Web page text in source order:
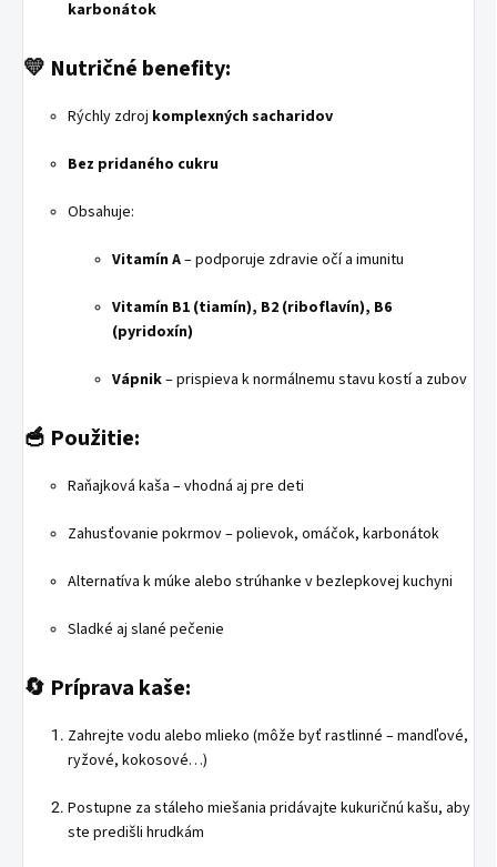
karbonátok
💛 Nutričné benefity:
Rýchly zdroj komplexných sacharidov
Bez pridaného cukru
Obsahuje:
Vitamín A– podporuje zdravie očí a imunitu
Vitamín B1 (tiamín), B2 (riboflavín), B6
(pyridoxín)
Vápnik– prispieva k normálnemu stavu kostí a zubov
🥣 Použitie:
Raňajková kaša – vhodná aj pre deti
Zahusťovanie pokrmov – polievok, omáčok, karbonátok
Alternatíva k múke alebo strúhanke v bezlepkovej kuchyni
Sladké aj slané pečenie
🔄 Príprava kaše:
Zahrejte vodu alebo mlieko (môže byť rastlinné – mandľové,
ryžové, kokosové…)
Postupne za stáleho miešania pridávajte kukuričnú kašu, aby
ste predišli hrudkám